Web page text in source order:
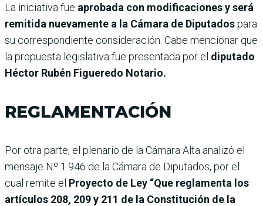
La iniciativa fue aprobada con modificaciones y será
remitida nuevamente a la Cámara de Diputadospara
su correspondiente consideración. Cabe mencionar que
la propuesta legislativa fue presentada por el diputado
Héctor Rubén Figueredo Notario.
REGLAMENTACIÓN
Por otra parte, el plenario de la Cámara Alta analizó el
mensaje Nº 1.946 de la Cámara de Diputados, por el
cual remite el Proyecto de Ley “Que reglamenta los
artículos 208, 209 y 211 de la Constitución de la